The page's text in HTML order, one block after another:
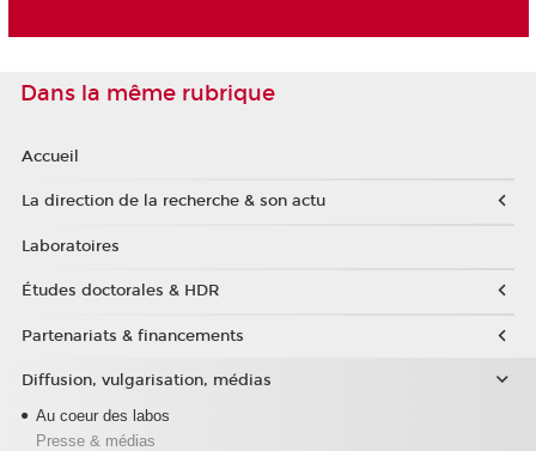
Dans la même rubrique
Accueil
La direction de la recherche & son actu
Laboratoires
Études doctorales & HDR
Partenariats & financements
Diffusion, vulgarisation, médias
Au coeur des labos
Presse & médias